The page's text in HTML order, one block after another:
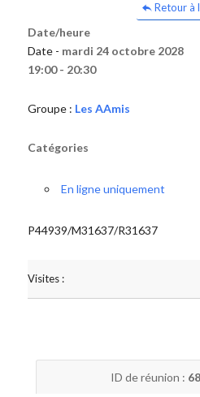
Retour à
Date/heure
Date - mardi 24 octobre 2028
19:00 - 20:30
Groupe : Les AAmis
Catégories
En ligne uniquement
P44939/M31637/R31637
Visites :
ID de réunion :